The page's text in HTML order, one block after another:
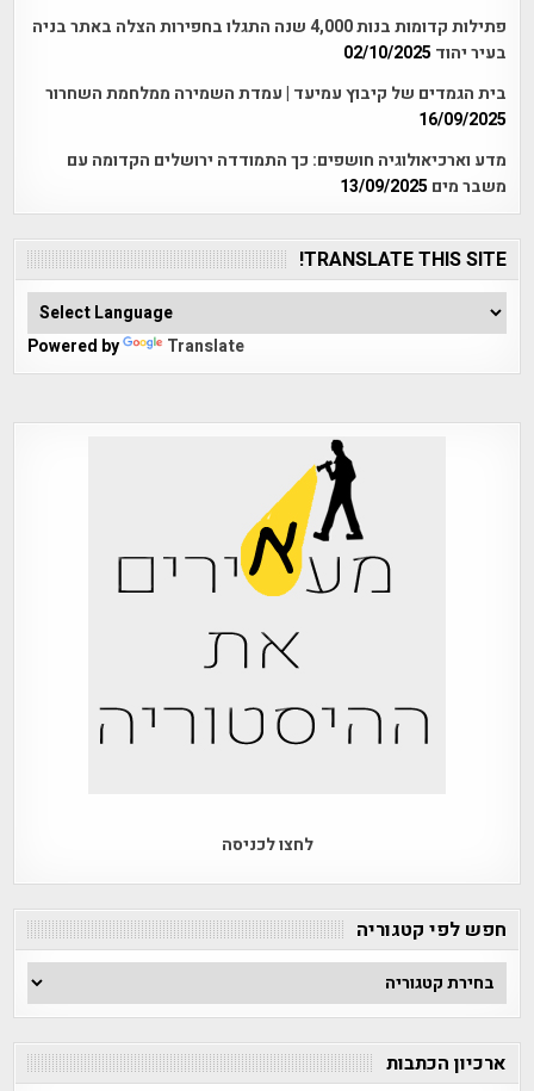
פתילות קדומות בנות 4,000 שנה התגלו בחפירות הצלה באתר בניה
בעיר יהוד 02/10/2025
בית הגמדים של קיבוץ עמיעד | עמדת השמירה ממלחמת השחרור
16/09/2025
מדע וארכיאולוגיה חושפים: כך התמודדה ירושלים הקדומה עם
משבר מים 13/09/2025
TRANSLATE THIS SITE!
Powered by Translate
לחצו לכניסה
חפש לפי קטגוריה
חפש
לפי
קטגוריה
ארכיון הכתבות